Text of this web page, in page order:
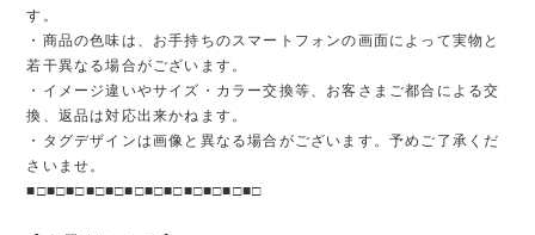
す。
・商品の色味は、お手持ちのスマートフォンの画面によって実物と
若干異なる場合がございます。
・イメージ違いやサイズ・カラー交換等、お客さまご都合による交
換、返品は対応出来かねます。
・タグデザインは画像と異なる場合がございます。予めご了承くだ
さいませ。
■□■□■□■□■□■□■□■□■□■□■□■□